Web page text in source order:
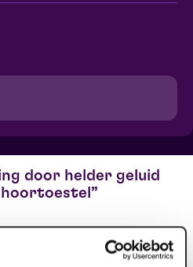
door helder geluid
gehoor en draag je een